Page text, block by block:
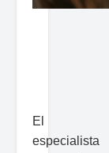
El
especialista